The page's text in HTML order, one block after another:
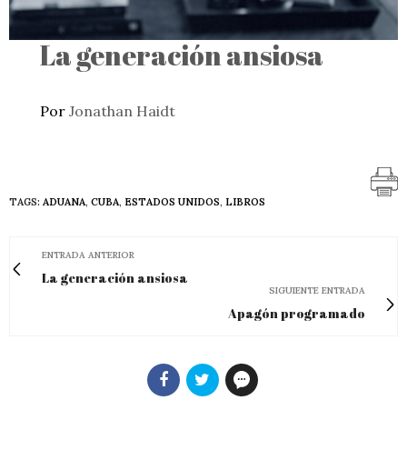
La generación ansiosa
PorJonathan Haidt
TAGS: ADUANA, CUBA, ESTADOS UNIDOS, LIBROS
ENTRADA ANTERIOR
La generación ansiosa
SIGUIENTE ENTRADA
Apagón programado